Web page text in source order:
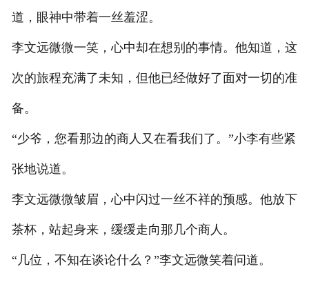
道，眼神中带着一丝羞涩。
李文远微微一笑，心中却在想别的事情。他知道，这
次的旅程充满了未知，但他已经做好了面对一切的准
备。
“少爷，您看那边的商人又在看我们了。”小李有些紧
张地说道。
李文远微微皱眉，心中闪过一丝不祥的预感。他放下
茶杯，站起身来，缓缓走向那几个商人。
“几位，不知在谈论什么？”李文远微笑着问道。